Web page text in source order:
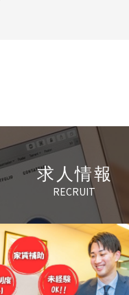
求人情報
RECRUIT